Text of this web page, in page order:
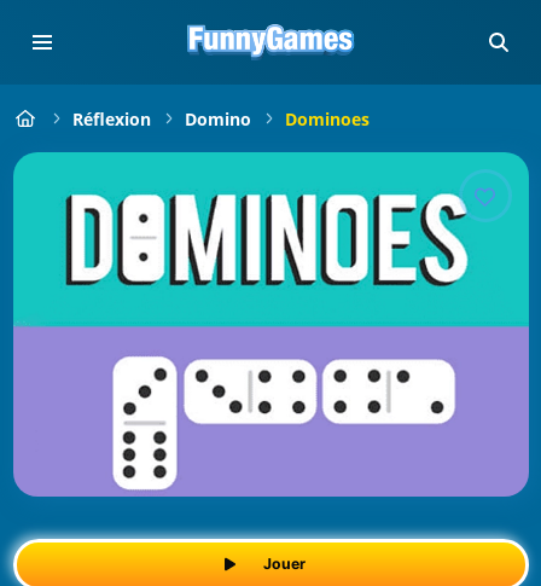
Réflexion Domino Dominoes
Jouer